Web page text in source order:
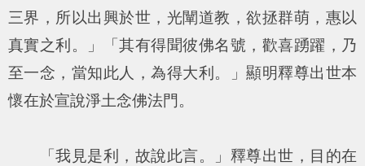
三界，所以出興於世，光闡道教，欲拯群萌，惠以
真實之利。
」「其有得聞彼佛名號，歡喜踴躍，乃
至一念，當知此人，為得大利。
」顯明釋尊出世本
懷在於宣說淨土念佛法門。
「我見是利，故說此言。」釋尊出世，目的在